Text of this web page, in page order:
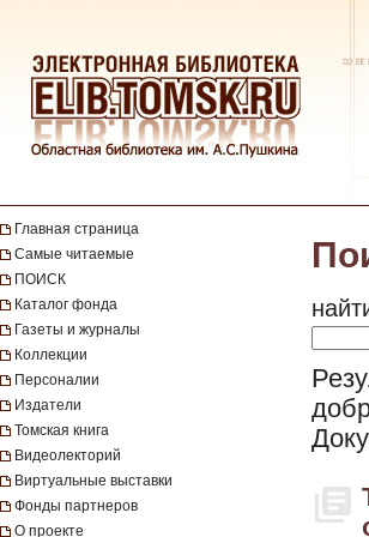
Главная страница
Самые читаемые
ПОИСК
Каталог фонда
Газеты и журналы
Коллекции
Персоналии
Издатели
Томская книга
Видеолекторий
Виртуальные выставки
Фонды партнеров
О проекте